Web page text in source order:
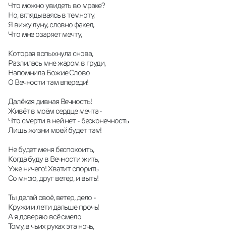
Что можно увидеть во мраке?
Но, вглядываясь в темноту,
Я вижу луну, словно факел,
Что мне озаряет мечту,
Которая вспыхнула снова,
Разлилась мне жаром в груди,
Напомнила Божие Слово
О Вечности там впереди!
Далёкая дивная Вечность!
Живёт в моём сердце мечта -
Что смерти в ней нет - бесконечность
Лишь жизни моей будет там!
Не будет меня беспокоить,
Когда буду в Вечности жить,
Уже ничего! Хватит спорить
Со мною, друг ветер, и выть!
Ты делай своё, ветер, дело -
Кружи и лети дальше прочь!
А я доверяю всё смело
Тому, в чьих руках эта ночь,